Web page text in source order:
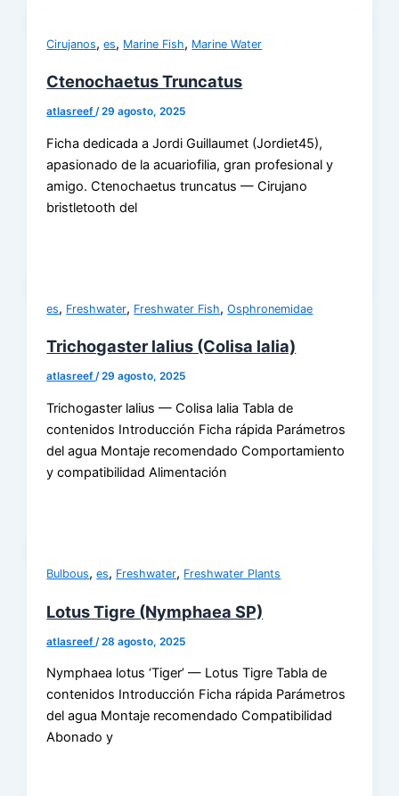
Cirujanos,es, Marine Fish, Marine Water
Ctenochaetus Truncatus
atlasreef/29 agosto, 2025
Ficha dedicada a Jordi Guillaumet (Jordiet45),
apasionado de la acuariofilia, gran profesional y
amigo. Ctenochaetus truncatus — Cirujano
bristletooth del
es, Freshwater, Freshwater Fish,Osphronemidae
Trichogaster lalius (Colisa lalia)
atlasreef/29 agosto, 2025
Trichogaster lalius — Colisa lalia Tabla de
contenidos Introducción Ficha rápida Parámetros
del agua Montaje recomendado Comportamiento
y compatibilidad Alimentación
Bulbous,es, Freshwater, Freshwater Plants
Lotus Tigre (Nymphaea SP)
atlasreef /28 agosto, 2025
Nymphaea lotus ‘Tiger’ — Lotus Tigre Tabla de
contenidos Introducción Ficha rápida Parámetros
del agua Montaje recomendado Compatibilidad
Abonado y